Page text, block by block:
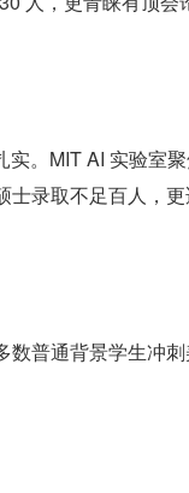
。MIT AI 实验室
士录取不足百人，
数普通背景学生冲